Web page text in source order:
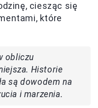
ciesząc się
które
obliczu
Historie
są dowodem na
i marzenia.